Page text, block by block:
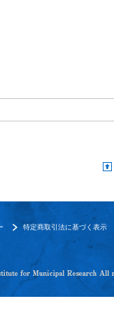
特定商取引法に基づく表示